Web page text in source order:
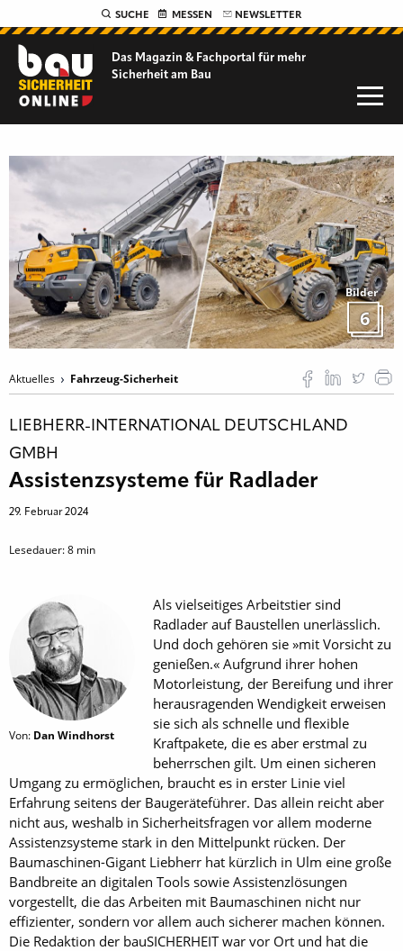
SUCHE MESSEN NEWSLETTER
Das Magazin & Fachportal für mehr
Sicherheit am Bau
Bilder
6
Aktuelles Fahrzeug-Sicherheit
LIEBHERR-INTERNATIONAL DEUTSCHLAND
GMBH
Assistenzsysteme für Radlader
29. Februar 2024
Lesedauer:8 min
Von: Dan Windhorst
Als vielseitiges Arbeitstier sind
Radlader auf Baustellen unerlässlich.
Und doch gehören sie »mit Vorsicht zu
genießen.« Aufgrund ihrer hohen
Motorleistung, der Bereifung und ihrer
herausragenden Wendigkeit erweisen
sie sich als schnelle und flexible
Kraftpakete, die es aber erstmal zu
beherrschen gilt. Um einen sicheren
Umgang zu ermöglichen, braucht es in erster Linie viel
Erfahrung seitens der Baugeräteführer. Das allein reicht aber
nicht aus, weshalb in Sicherheitsfragen vor allem moderne
Assistenzsysteme stark in den Mittelpunkt rücken. Der
Baumaschinen-Gigant Liebherr hat kürzlich in Ulm eine große
Bandbreite an digitalen Tools sowie Assistenzlösungen
vorgestellt, die das Arbeiten mit Baumaschinen nicht nur
effizienter, sondern vor allem auch sicherer machen können.
Die Redaktion der bauSICHERHEIT war vor Ort und hat die